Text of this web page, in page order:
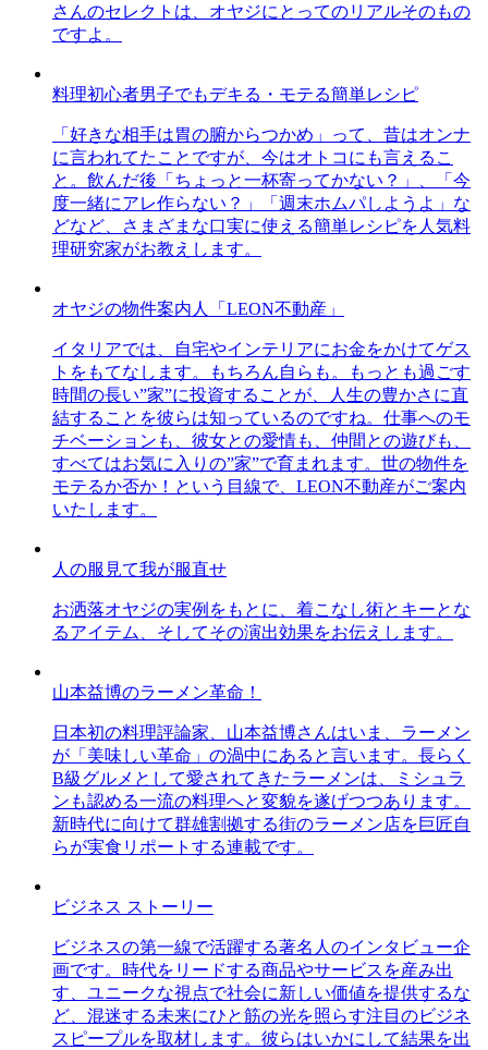
さんのセレクトは、オヤジにとってのリアルそのもの
ですよ。
料理初心者男子でもデキる・モテる簡単レシピ
「好きな相手は胃の腑からつかめ」って、昔はオンナ
に言われてたことですが、今はオトコにも言えるこ
と。飲んだ後「ちょっと一杯寄ってかない？」、「今
度一緒にアレ作らない？」「週末ホムパしようよ」な
どなど、さまざまな口実に使える簡単レシピを人気料
理研究家がお教えします。
オヤジの物件案内人「LEON不動産」
イタリアでは、自宅やインテリアにお金をかけてゲス
トをもてなします。もちろん自らも。もっとも過ごす
時間の長い”家”に投資することが、人生の豊かさに直
結することを彼らは知っているのですね。仕事へのモ
チベーションも、彼女との愛情も、仲間との遊びも、
すべてはお気に入りの”家”で育まれます。世の物件を
モテるか否か！という目線で、LEON不動産がご案内
いたします。
人の服見て我が服直せ
お洒落オヤジの実例をもとに、着こなし術とキーとな
るアイテム、そしてその演出効果をお伝えします。
山本益博のラーメン革命！
日本初の料理評論家、山本益博さんはいま、ラーメン
が「美味しい革命」の渦中にあると言います。長らく
B級グルメとして愛されてきたラーメンは、ミシュラ
ンも認める一流の料理へと変貌を遂げつつあります。
新時代に向けて群雄割拠する街のラーメン店を巨匠自
らが実食リポートする連載です。
ビジネス ストーリー
ビジネスの第一線で活躍する著名人のインタビュー企
画です。時代をリードする商品やサービスを産み出
す、ユニークな視点で社会に新しい価値を提供するな
ど、混迷する未来にひと筋の光を照らす注目のビジネ
スピープルを取材します。彼らはいかにして結果を出